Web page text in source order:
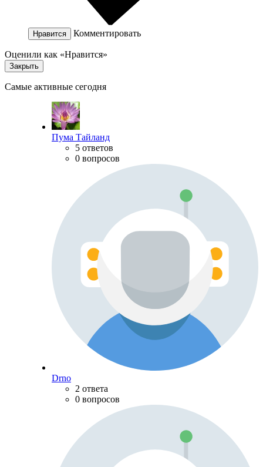
Нравится Комментировать
Оценили как «Нравится»
Закрыть
Самые активные сегодня
Пума Тайланд
5 ответов
0 вопросов
Drno
2 ответа
0 вопросов